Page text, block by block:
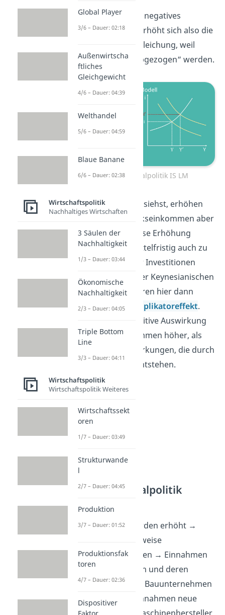
Da die Steuern T ein negatives
Vorzeichen haben, erhöht sich also die
rechte Seite der IS Gleichung, weil
weniger Steuern „abgezogen“ werden.
Expansive Fiskalpolitik IS LM
Wie du in der Grafik siehst, erhöhen
sich neben dem Volkseinkommen aber
auch dieZinsen
. Diese Erhöhung
könnte natürlich mittelfristig auch zu
einer Dämpfung der Investitionen
führen. Anhänger der Keynesianischen
Theorie argumentieren hier dann
meist mit demMultiplikatoreffekt.
Demnach ist die positive Auswirkung
auf das Volkseinkommen höher, als
die negativen Auswirkungen, die durch
die Zinserhöhung entstehen.
Expansive Fiskalpolitik
Staatsausgaben werden erhöht →
Staat lässt beispielsweise
Universitäten sanieren → Einnahmen
für Bauunternehmen und deren
Mitarbeiter steigt → Bauunternehmen
kaufen von ihren Einnahmen neue
Global Player
3/6 – Dauer: 02:18
Außenwirtscha
ftliches
Gleichgewicht
4/6 – Dauer: 04:39
Welthandel
5/6 – Dauer: 04:59
Blaue Banane
6/6 – Dauer: 02:38
Wirtschaftspolitik
Nachhaltiges Wirtschaften
3 Säulen der
Nachhaltigkeit
1/3 – Dauer: 03:44
Ökonomische
Nachhaltigkeit
2/3 – Dauer: 04:05
Triple Bottom
Line
3/3 – Dauer: 04:11
Wirtschaftspolitik
Wirtschaftspolitik Weiteres
Wirtschaftssekt
oren
1/7 – Dauer: 03:49
Strukturwande
l
2/7 – Dauer: 04:45
Produktion
3/7 – Dauer: 01:52
Produktionsfak
toren
4/7 – Dauer: 02:36
Dispositiver
Faktor